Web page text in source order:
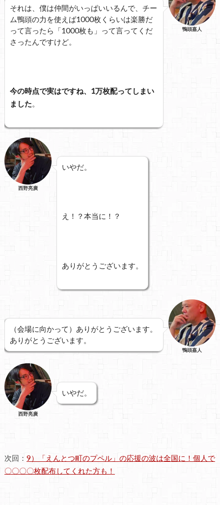
それは、僕は仲間がいっぱいいるんで、チー
ム鴨頭の力を使えば1000枚くらいは楽勝だ
って言ったら「1000枚も」って言ってくだ
さったんですけど。
今の時点で実はですね、1万枚配ってしまい
ました。
鴨頭嘉人
西野亮廣
いやだ。
え！？本当に！？
ありがとうございます。
（会場に向かって）ありがとうございます。
ありがとうございます。
鴨頭嘉人
西野亮廣
いやだ。
次回： 9）「えんとつ町のプペル」の応援の波は全国に！個人で
〇〇〇〇枚配布してくれた方も！